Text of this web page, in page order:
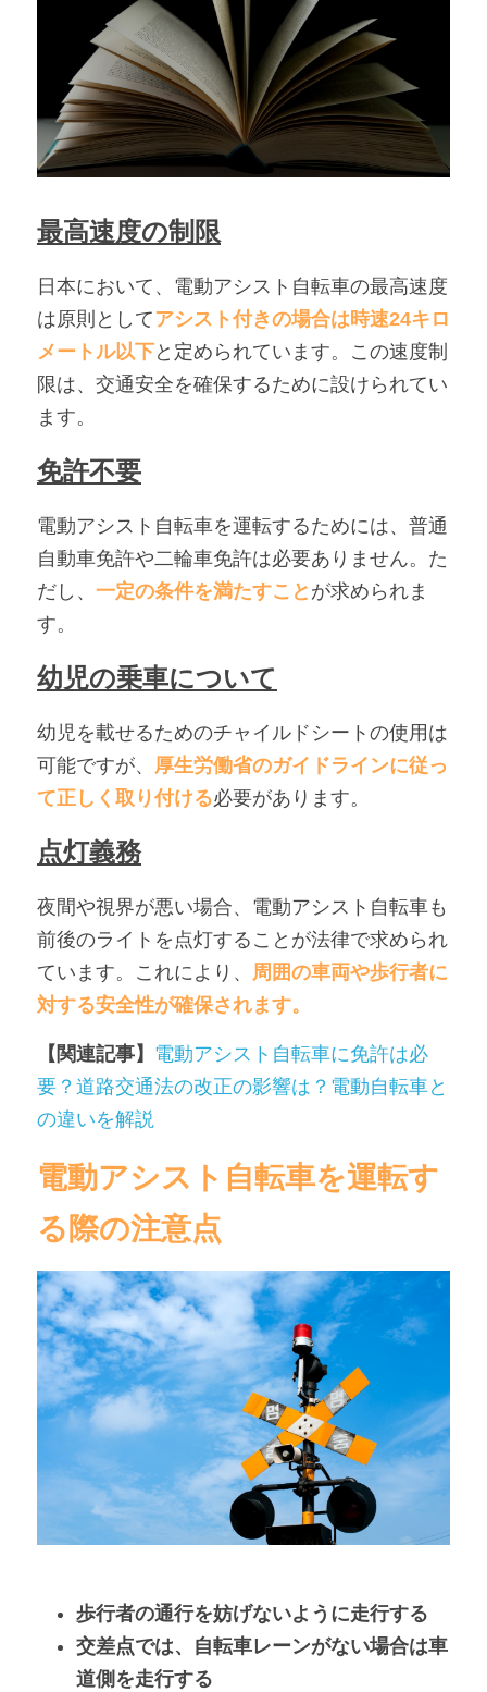
最高速度の制限
日本において、電動アシスト自転車の最高速度
は原則としてアシスト付きの場合は時速24キロ
メートル以下と定められています。この速度制
限は、交通安全を確保するために設けられてい
ます。
免許不要
電動アシスト自転車を運転するためには、普通
自動車免許や二輪車免許は必要ありません。た
だし、 一定の条件を満たすこと が求められま
す。
幼児の乗車について
幼児を載せるためのチャイルドシートの使用は
可能ですが、 厚生労働省のガイドラインに従っ
て正しく取り付ける必要があります。
点灯義務
夜間や視界が悪い場合、電動アシスト自転車も
前後のライトを点灯することが法律で求められ
ています。これにより、 周囲の車両や歩行者に
対する安全性が確保されます。
【関連記事】 電動アシスト自転車に免許は必
要？道路交通法の改正の影響は？電動自転車と
の違いを解説
電動アシスト自転車を運転す
る際の注意点
歩行者の通行を妨げないように走行する
交差点では、自転車レーンがない場合は車
道側を走行する